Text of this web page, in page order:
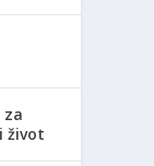
za
život